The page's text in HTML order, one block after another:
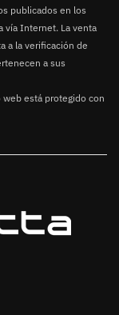
publicados en los
vía Internet. La venta
a la verificación de
a sus
está protegido con